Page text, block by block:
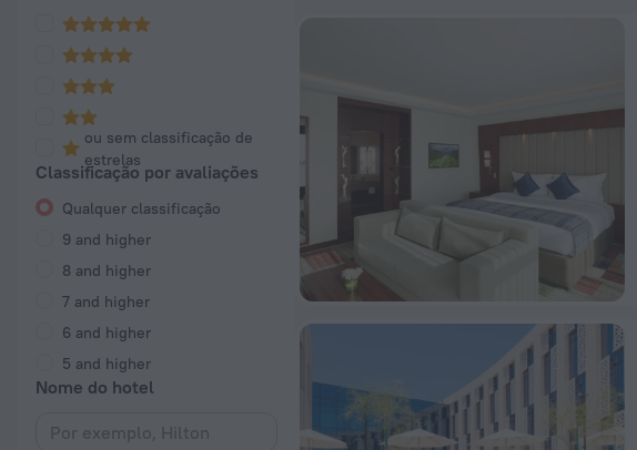
ou sem classificação de
estrelas
Classificação por avaliações
Qualquer classificação
9 and higher
8 and higher
7 and higher
6 and higher
5 and higher
Nome do hotel